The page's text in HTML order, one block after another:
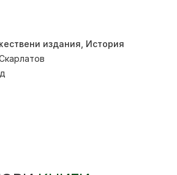
издания История